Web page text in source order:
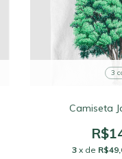
3
Camiseta
3 x de